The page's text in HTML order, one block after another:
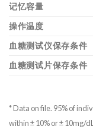
记忆容量
操作温度
血糖测试仪保存条件
血糖测试片保存条件
* Data on file. 95% of
within ± 10% or ± 10mg/